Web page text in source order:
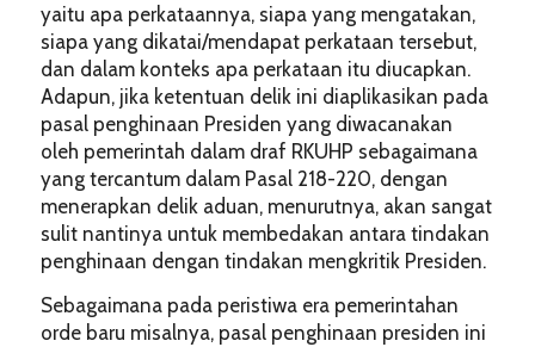
yaitu apa perkataannya, siapa yang mengatakan,
siapa yang dikatai/mendapat perkataan tersebut,
dan dalam konteks apa perkataan itu diucapkan.
Adapun, jika ketentuan delik ini diaplikasikan pada
pasal penghinaan Presiden yang diwacanakan
oleh pemerintah dalam draf RKUHP sebagaimana
yang tercantum dalam Pasal 218-220, dengan
menerapkan delik aduan, menurutnya, akan sangat
sulit nantinya untuk membedakan antara tindakan
penghinaan dengan tindakan mengkritik Presiden.
Sebagaimana pada peristiwa era pemerintahan
orde baru misalnya, pasal penghinaan presiden ini